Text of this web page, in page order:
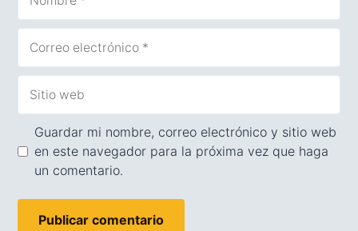
electrónico
web
Guardar mi nombre, correo electrónico y sitio web
en este navegador para la próxima vez que haga
un comentario.